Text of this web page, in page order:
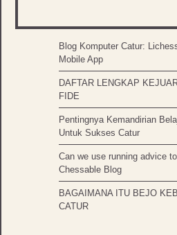
Blog Komputer Catur:
Mobile App
DAFTAR LENGKAP
FIDE
Pentingnya Kemandirian
Untuk Sukses Catur
Can we use running advice
Chessable Blog
BAGAIMANA ITU BEJO
CATUR